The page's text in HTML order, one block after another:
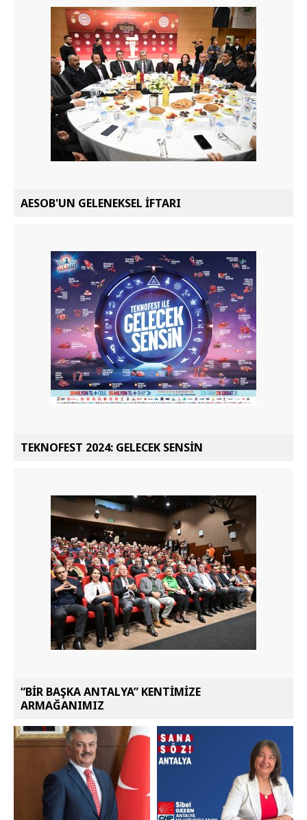
AESOB'UN GELENEKSEL İFTARI
TEKNOFEST 2024: GELECEK SENSİN
“BİR BAŞKA ANTALYA” KENTİMİZE
ARMAĞANIMIZ